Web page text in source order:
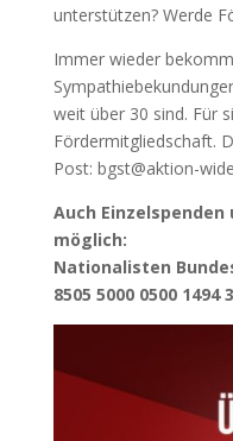
unterstützen? Werde
Immer wieder
weit über 30 sind. Für
Fördermitgliedschaft.
Post: bgst@aktion-
Auch
Nationalisten
8505 5000 0500